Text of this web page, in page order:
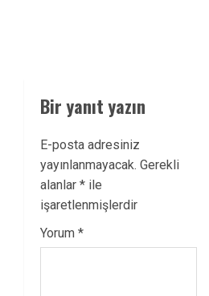
Bir yanıt yazın
E-posta adresiniz
yayınlanmayacak. Gerekli
alanlar * ile
işaretlenmişlerdir
Yorum *